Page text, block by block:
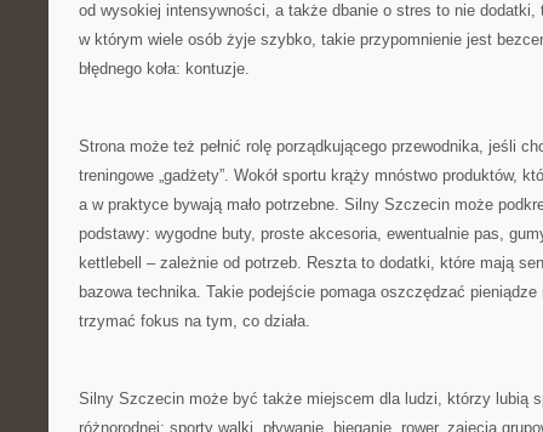
od wysokiej intensywności, a także dbanie o stres to nie
w którym wiele osób żyje szybko, takie przypomnienie jest
błędnego koła: kontuzje.
Strona może też pełnić rolę porządkującego przewodnika, jeśli
treningowe „gadżety”. Wokół sportu krąży mnóstwo produktów,
a w praktyce bywają mało potrzebne. Silny Szczecin może
podstawy: wygodne buty, proste akcesoria, ewentualnie pas,
kettlebell – zależnie od potrzeb. Reszta to dodatki, które mają
bazowa technika. Takie podejście pomaga oszczędzać
trzymać fokus na tym, co działa.
Silny Szczecin może być także miejscem dla ludzi, którzy lubią
różnorodnej: sporty walki, pływanie, bieganie, rower, zajęcia